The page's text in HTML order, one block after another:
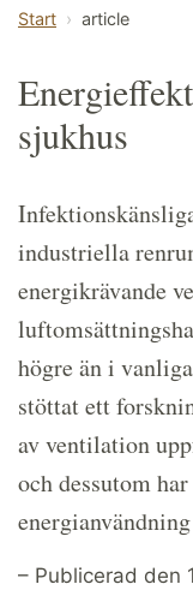
Start article
sjukhus
industriella
energikrävande
högre än i
stöttat ett
av ventilation
och dessutom
– Publicerad den